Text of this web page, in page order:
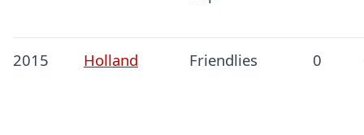
2015 Holland Friendlies 0